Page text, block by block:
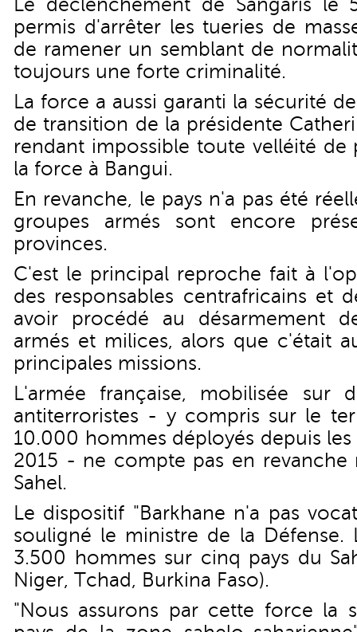
Le déclenchement de Sangaris le
permis d'arrêter les tueries de
de ramener un semblant de
toujours une forte criminalité.
La force a aussi garanti la sécurité
de transition de la présidente
rendant impossible toute velléité
la force à Bangui.
En revanche, le pays n'a pas été
groupes armés sont encore
provinces.
C'est le principal reproche fait à
des responsables centrafricains et
avoir procédé au désarmement
armés et milices, alors que c'était
principales missions.
L'armée française, mobilisée sur
antiterroristes - y compris sur le
10.000 hommes déployés depuis les
2015 - ne compte pas en revanche
Sahel.
Le dispositif "Barkhane n'a pas
souligné le ministre de la Défense.
3.500 hommes sur cinq pays du
Niger, Tchad, Burkina Faso).
"Nous assurons par cette force la